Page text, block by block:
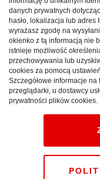
zamierzeniu
stworzenia
wyobraźnią
odsłaniał przed
Zapraszamy do
realizacji spektaklu i
reżyseria: Paweł
Paweł
danych prywatnych
hasło, lokalizacja lub adres
wyrażasz zgodę na
okienko z tą informacją nie
istnieje możliwość
przechowywania lub
cookies za pomocą
Szczegółowe informacje
przeglądarki, u dostawcy
prywatności plików cookies.